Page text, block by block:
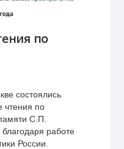
по
состоялись
чтения по
С.П.
работе
России.